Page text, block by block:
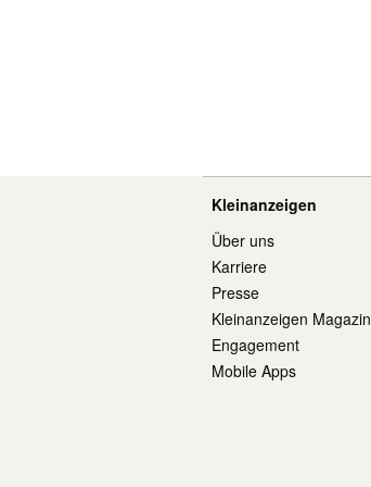
Kleinanzeigen
Über uns
Karriere
Presse
Kleinanzeigen Magazin
Engagement
Mobile Apps